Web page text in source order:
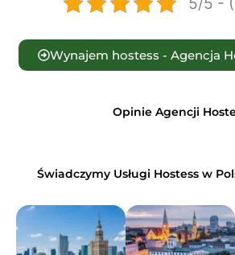
Wynajem hostess - Agencja
Opinie Agencji
Świadczymy Usługi Hostess w